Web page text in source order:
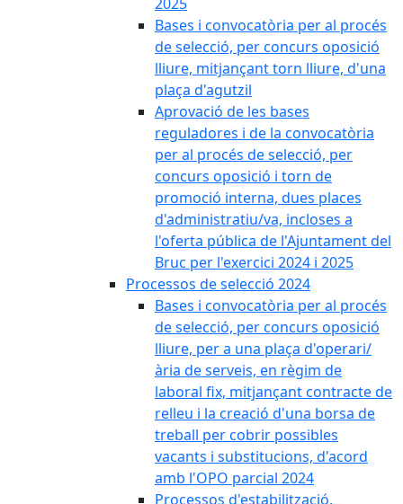
Bases i convocatòria per al procés
de selecció, per concurs oposició
lliure, mitjançant torn lliure, d'una
plaça d'agutzil
Aprovació de les bases
reguladores i de la convocatòria
per al procés de selecció, per
concurs oposició i torn de
promoció interna, dues places
d'administratiu/va, incloses a
l'oferta pública de l'Ajuntament del
Bruc per l'exercici 2024 i 2025
Processos de selecció 2024
Bases i convocatòria per al procés
de selecció, per concurs oposició
lliure, per a una plaça d'operari/
ària de serveis, en règim de
laboral fix, mitjançant contracte de
relleu i la creació d'una borsa de
treball per cobrir possibles
vacants i substitucions, d'acord
amb l'OPO parcial 2024
Processos d'estabilització,